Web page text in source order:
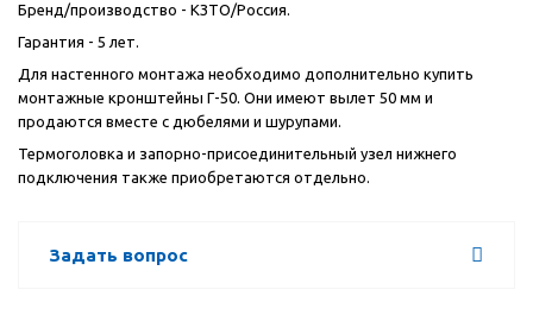
Бренд/производство - КЗТО/Россия.
Гарантия - 5 лет.
Для настенного монтажа необходимо дополнительно купить
монтажные кронштейны Г-50. Они имеют вылет 50 мм и
продаются вместе с дюбелями и шурупами.
Термоголовка и запорно-присоединительный узел нижнего
подключения также приобретаются отдельно.
Задать вопрос